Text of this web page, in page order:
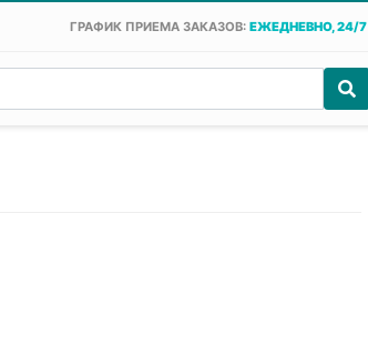
ГРАФИК ПРИЕМА ЗАКАЗОВ: ЕЖЕДНЕВНО, 24/7